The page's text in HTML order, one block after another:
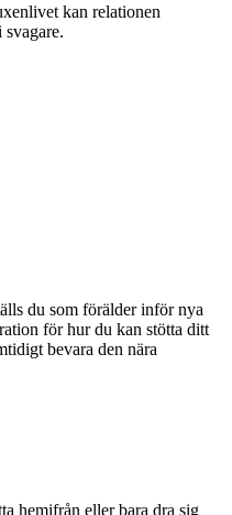
kan relationen
du som förälder inför nya
för hur du kan stötta ditt
bevara den nära
hemifrån eller bara dra sig